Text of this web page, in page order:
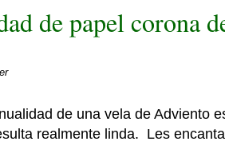
de papel corona
de una vela de Adviento
realmente linda. Les